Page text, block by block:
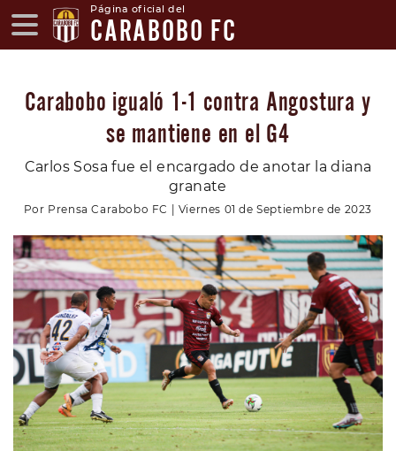
Página oficial del
CARABOBO FC
Carabobo igualó 1-1 contra Angostura y
se mantiene en el G4
Carlos Sosa fue el encargado de anotar la diana
granate
Por Prensa Carabobo FC | Viernes 01 de Septiembre de 2023